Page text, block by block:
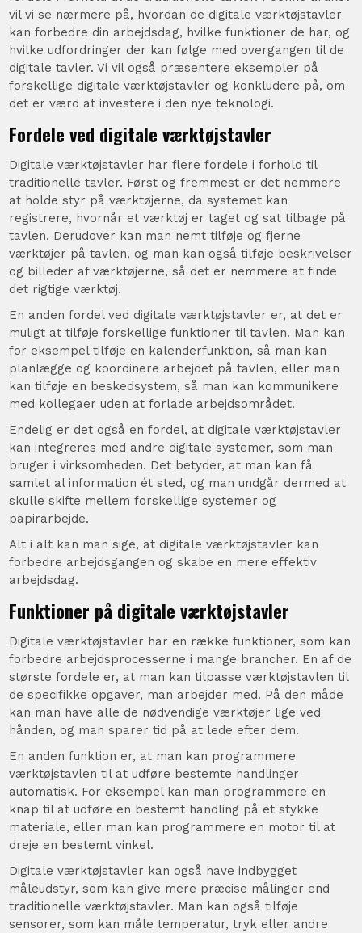
vil vi se nærmere på, hvordan de digitale værktøjstavler
kan forbedre din arbejdsdag, hvilke funktioner de har, og
hvilke udfordringer der kan følge med overgangen til de
digitale tavler. Vi vil også præsentere eksempler på
forskellige digitale værktøjstavler og konkludere på, om
det er værd at investere i den nye teknologi.
Fordele ved digitale værktøjstavler
Digitale værktøjstavler har flere fordele i forhold til
traditionelle tavler. Først og fremmest er det nemmere
at holde styr på værktøjerne, da systemet kan
registrere, hvornår et værktøj er taget og sat tilbage på
tavlen. Derudover kan man nemt tilføje og fjerne
værktøjer på tavlen, og man kan også tilføje beskrivelser
og billeder af værktøjerne, så det er nemmere at finde
det rigtige værktøj.
En anden fordel ved digitale værktøjstavler er, at det er
muligt at tilføje forskellige funktioner til tavlen. Man kan
for eksempel tilføje en kalenderfunktion, så man kan
planlægge og koordinere arbejdet på tavlen, eller man
kan tilføje en beskedsystem, så man kan kommunikere
med kollegaer uden at forlade arbejdsområdet.
Endelig er det også en fordel, at digitale værktøjstavler
kan integreres med andre digitale systemer, som man
bruger i virksomheden. Det betyder, at man kan få
samlet al information ét sted, og man undgår dermed at
skulle skifte mellem forskellige systemer og
papirarbejde.
Alt i alt kan man sige, at digitale værktøjstavler kan
forbedre arbejdsgangen og skabe en mere effektiv
arbejdsdag.
Funktioner på digitale værktøjstavler
Digitale værktøjstavler har en række funktioner, som kan
forbedre arbejdsprocesserne i mange brancher. En af de
største fordele er, at man kan tilpasse værktøjstavlen til
de specifikke opgaver, man arbejder med. På den måde
kan man have alle de nødvendige værktøjer lige ved
hånden, og man sparer tid på at lede efter dem.
En anden funktion er, at man kan programmere
værktøjstavlen til at udføre bestemte handlinger
automatisk. For eksempel kan man programmere en
knap til at udføre en bestemt handling på et stykke
materiale, eller man kan programmere en motor til at
dreje en bestemt vinkel.
Digitale værktøjstavler kan også have indbygget
måleudstyr, som kan give mere præcise målinger end
traditionelle værktøjstavler. Man kan også tilføje
sensorer, som kan måle temperatur, tryk eller andre